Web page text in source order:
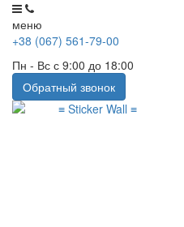
меню
+38 (067) 561-79-00
Пн - Вс с 9:00 до 18:00
Обратный звонок